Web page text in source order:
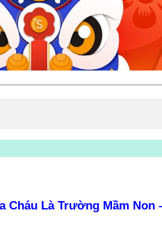
Cháu Là Trường Mầm Non